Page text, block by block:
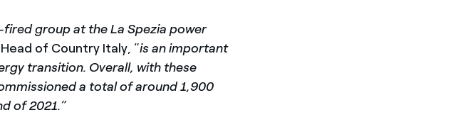
group at the La Spezia power
Head of Country Italy, “is an important
transition. Overall, with these
a total of around 1,900
of 2021.”